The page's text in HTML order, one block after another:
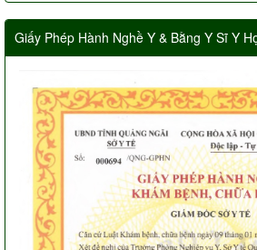
Giấy Phép Hành Nghề Y & Bằng Y Sĩ Y